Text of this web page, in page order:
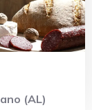
(AL)